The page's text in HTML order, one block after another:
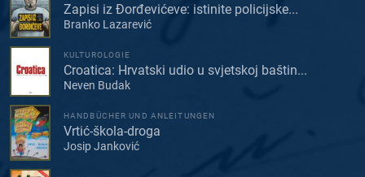
Zapisi iz Đorđevićeve: istinite policijske...
Branko Lazarević
KULTUROLOGIE
Croatica: Hrvatski udio u svjetskoj baštin...
Neven Budak
HANDBÜCHER UND ANLEITUNGEN
Vrtić-škola-droga
Josip Janković